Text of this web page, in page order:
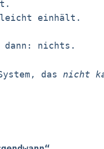
einhält.
dann: nichts.
das nicht